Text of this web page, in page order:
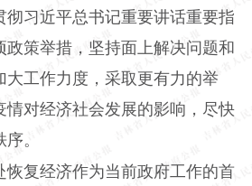
彻习近平总书记重要讲话重要指
政策举措，坚持面上解决问题和
大工作力度，采取更有力的举
情对经济社会发展的影响，尽快
。
恢复经济作为当前政府工作的首